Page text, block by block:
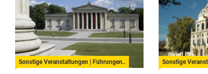
Sonstige Veranstaltungen | Führungen.. Sonstige